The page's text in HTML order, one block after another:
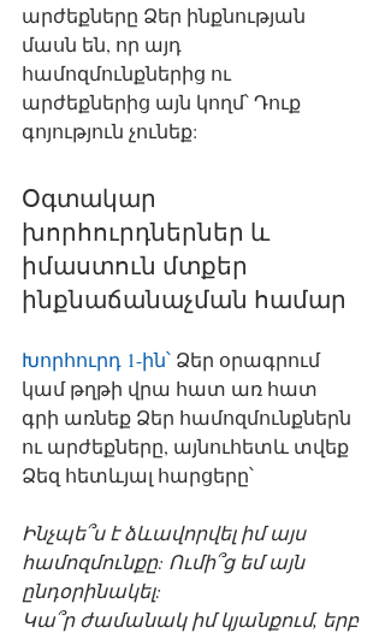
արժեքները Ձեր ինքնության
մասն են, որ այդ
համոզմունքներից ու
արժեքներից այն կողմ՝ Դուք
գոյություն չունեք:
Օգտակար
խորհուրդներներ և
իմաստուն մտքեր
ինքնաճանաչման համար
Խորհուրդ 1-ին՝ Ձեր օրագրում
կամ թղթի վրա հատ առ հատ
գրի առնեք Ձեր համոզմունքներն
ու արժեքները, այնուհետև տվեք
Ձեզ հետևյալ հարցերը՝
Ինչպե՞ս է ձևավորվել իմ այս
համոզմունքը: Ումի՞ց եմ այն
ընդօրինակել:
Կա՞ր ժամանակ իմ կյանքում, երբ